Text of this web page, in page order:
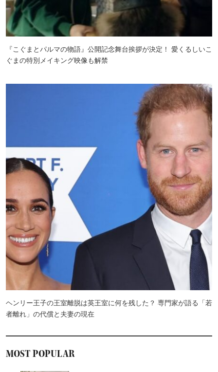
『こぐまとパルマの物語』公開記念舞台挨拶が決定！ 愛くるしいこ
ぐまの特別メイキング映像も解禁
ヘンリー王子の王室離脱は英王室に何を残した？ 専門家が語る「若
者離れ」の代償と夫妻の現在
MOST POPULAR